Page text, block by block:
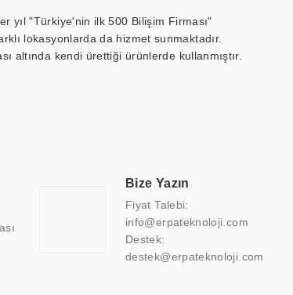
yıl "Türkiye'nin ilk 500 Bilişim Firması"
lokasyonlarda da hizmet sunmaktadır.
altında kendi ürettiği ürünlerde kullanmıştır.
etmektedir. Kaliteli ekipmanı, uzman kadroları,
Bize Yazın
Fiyat Talebi:
info@erpateknoloji.com
Destek:
destek@erpateknoloji.com